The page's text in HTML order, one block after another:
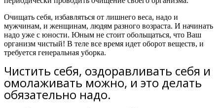
Очищать себя, избавляться от лишнего веса, надо и
мужчинам, и женщинам, людям разного возраста. И начинать
надо уже с юности. Юным не стоит обольщаться, что Ваш
организм чистый! В теле все время идет оборот веществ, и
требуется генеральная уборка.
Чистить себя, оздоравливать себя и
омолаживать можно, и это делать
обязательно надо.